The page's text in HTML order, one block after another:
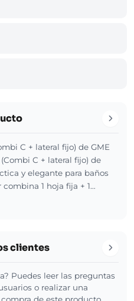
C + lateral fijo) de GME
C + lateral fijo) de
y elegante para baños
1 hoja fija + 1…
clientes
Puedes leer las preguntas
o realizar una
de este producto